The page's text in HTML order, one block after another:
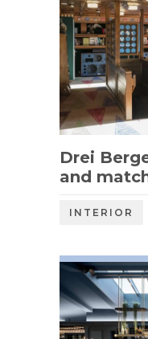
Drei
and
INTERIOR